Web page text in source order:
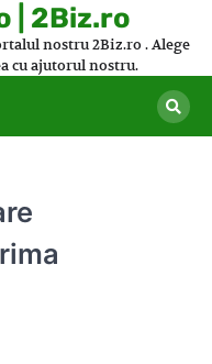
| 2Biz.ro
nostru 2Biz.ro . Alege
cu ajutorul nostru.